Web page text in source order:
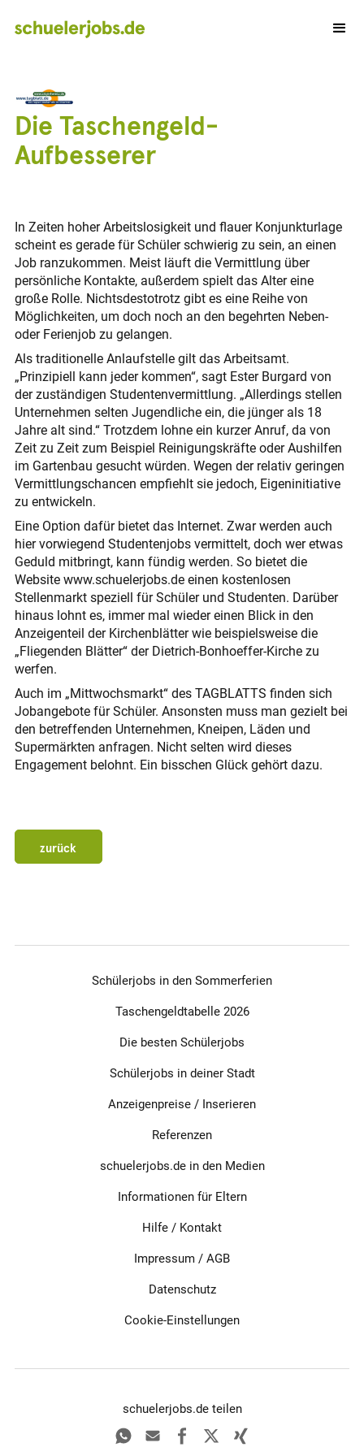
Die Taschengeld-
Aufbesserer
In Zeiten hoher Arbeitslosigkeit und flauer Konjunkturlage
scheint es gerade für Schüler schwierig zu sein, an einen
Job ranzukommen. Meist läuft die Vermittlung über
persönliche Kontakte, außerdem spielt das Alter eine
große Rolle. Nichtsdestotrotz gibt es eine Reihe von
Möglichkeiten, um doch noch an den begehrten Neben-
oder Ferienjob zu gelangen.
Als traditionelle Anlaufstelle gilt das Arbeitsamt.
„Prinzipiell kann jeder kommen“, sagt Ester Burgard von
der zuständigen Studentenvermittlung. „Allerdings stellen
Unternehmen selten Jugendliche ein, die jünger als 18
Jahre alt sind.“ Trotzdem lohne ein kurzer Anruf, da von
Zeit zu Zeit zum Beispiel Reinigungskräfte oder Aushilfen
im Gartenbau gesucht würden. Wegen der relativ geringen
Vermittlungschancen empfiehlt sie jedoch, Eigeninitiative
zu entwickeln.
Eine Option dafür bietet das Internet. Zwar werden auch
hier vorwiegend Studentenjobs vermittelt, doch wer etwas
Geduld mitbringt, kann fündig werden. So bietet die
Website www.schuelerjobs.de einen kostenlosen
Stellenmarkt speziell für Schüler und Studenten. Darüber
hinaus lohnt es, immer mal wieder einen Blick in den
Anzeigenteil der Kirchenblätter wie beispielsweise die
„Fliegenden Blätter“ der Dietrich-Bonhoeffer-Kirche zu
werfen.
Auch im „Mittwochsmarkt“ des TAGBLATTS finden sich
Jobangebote für Schüler. Ansonsten muss man gezielt bei
den betreffenden Unternehmen, Kneipen, Läden und
Supermärkten anfragen. Nicht selten wird dieses
Engagement belohnt. Ein bisschen Glück gehört dazu.
zurück
Schülerjobs in den Sommerferien
Taschengeldtabelle 2026
Die besten Schülerjobs
Schülerjobs in deiner Stadt
Anzeigenpreise / Inserieren
Referenzen
schuelerjobs.de in den Medien
Informationen für Eltern
Hilfe / Kontakt
Impressum / AGB
Datenschutz
Cookie-Einstellungen
schuelerjobs.de teilen